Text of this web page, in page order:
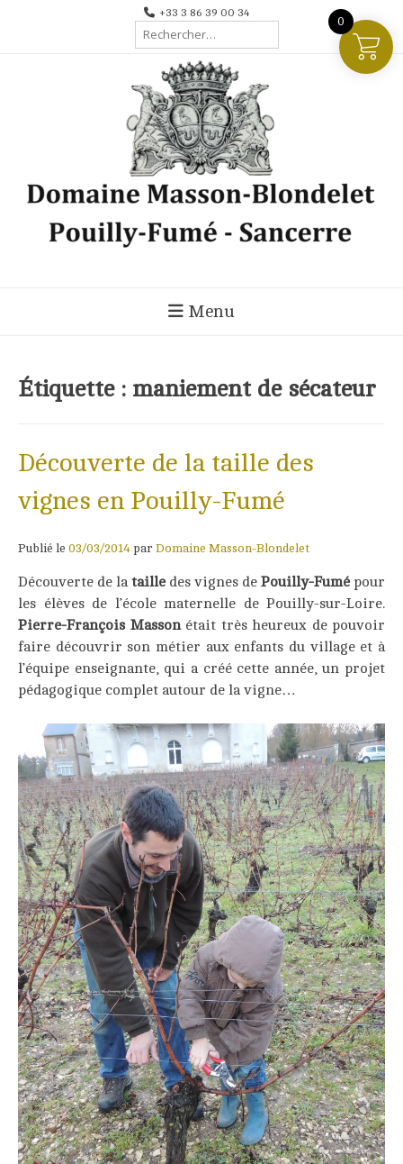
+33 3 86 39 00 34
Rechercher :
Menu
Étiquette : maniement de sécateur
Découverte de la taille des
vignes en Pouilly-Fumé
Publié le 03/03/2014 par Domaine Masson-Blondelet
Découverte de lataille des vignes de Pouilly-Fumé pour
les élèves de l’école maternelle de Pouilly-sur-Loire.
Pierre-François Masson était très heureux de pouvoir
faire découvrir son métier aux enfants du village et à
l’équipe enseignante, qui a créé cette année, un projet
pédagogique complet autour de la vigne…
0